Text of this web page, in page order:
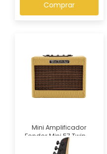
Comprar
Mini Amplificador
Fender Mini 57 Twin-...